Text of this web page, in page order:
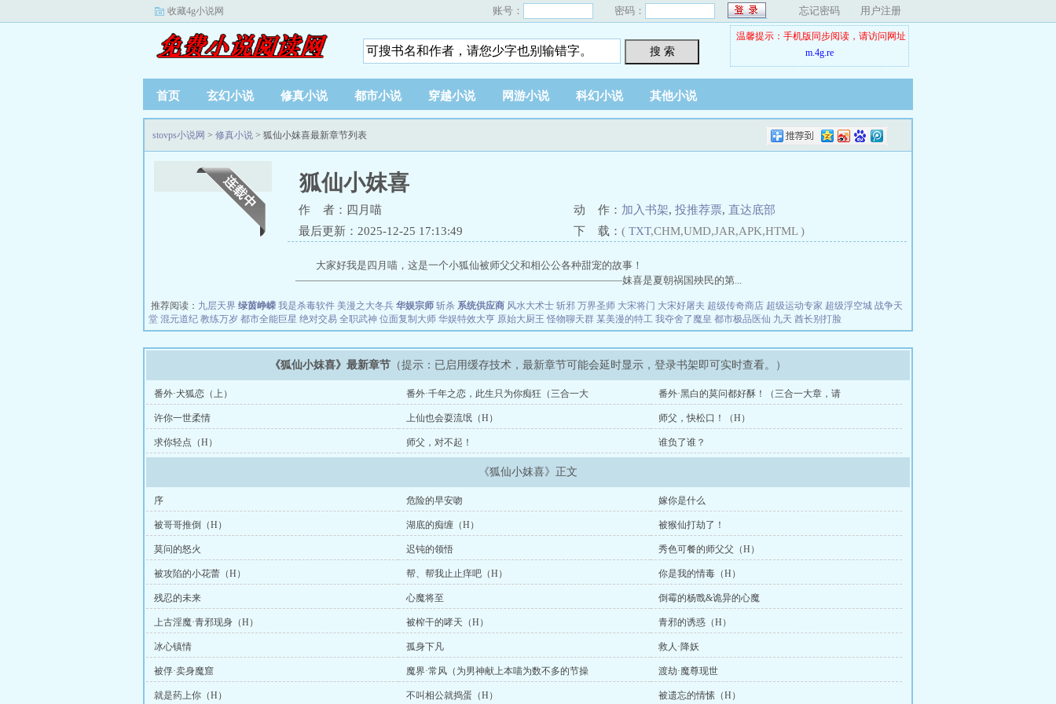
收藏4g小说网 账号： 密码： 忘记密码 用户注册
搜 索
温馨提示：手机版同步阅读，请访问网址
m.4g.re
首页 玄幻小说 修真小说 都市小说 穿越小说 网游小说 科幻小说 其他小说
stovps小说网 > 修真小说 > 狐仙小妺喜最新章节列表
狐仙小妺喜
作 者：四月喵 动 作： 加入书架, 投推荐票, 直达底部
最后更新：2025-12-25 17:13:49
下 载： ( TXT,CHM,UMD,JAR,APK,HTML )
大家好我是四月喵，这是一个小狐仙被师父父和相公公各种甜宠的故事！
————————————————————————————————妺喜是夏朝祸国殃民的第...
推荐阅读： 九层天界 绿茵峥嵘 我是杀毒软件 美漫之大冬兵 华娱宗师 斩杀 系统供应商 风水大术士 斩邪 万界圣师 大宋将门 大宋好屠夫 超级传奇商店 超级运动专家 超级浮空城 战争天
堂 混元道纪 教练万岁 都市全能巨星 绝对交易 全职武神 位面复制大师 华娱特效大亨 原始大厨王 怪物聊天群 某美漫的特工 我夺舍了魔皇 都市极品医仙 九天 酋长别打脸
《狐仙小妺喜》最新章节 （提示：已启用缓存技术，最新章节可能会延时显示，登录书架即可实时查看。）
番外·犬狐恋（上） 番外·千年之恋，此生只为你痴狂（三合一大 番外·黑白的莫问都好酥！（三合一大章，请
许你一世柔情 上仙也会耍流氓（H） 师父，快松口！（H）
求你轻点（H） 师父，对不起！ 谁负了谁？
《狐仙小妺喜》正文
序 危险的早安吻 嫁你是什么
被哥哥推倒（H） 湖底的痴缠（H） 被猴仙打劫了！
莫问的怒火 迟钝的领悟 秀色可餐的师父父（H）
被攻陷的小花蕾（H） 帮、帮我止止痒吧（H） 你是我的情毒（H）
残忍的未来 心魔将至 倒霉的杨戬&诡异的心魔
上古淫魔·青邪现身（H） 被榨干的哮天（H） 青邪的诱惑（H）
冰心镇情 孤身下凡 救人·降妖
被俘·卖身魔窟 魔界·常风（为男神献上本喵为数不多的节操 渡劫·魔尊现世
就是药上你（H） 不叫相公就捣蛋（H） 被遗忘的情愫（H）